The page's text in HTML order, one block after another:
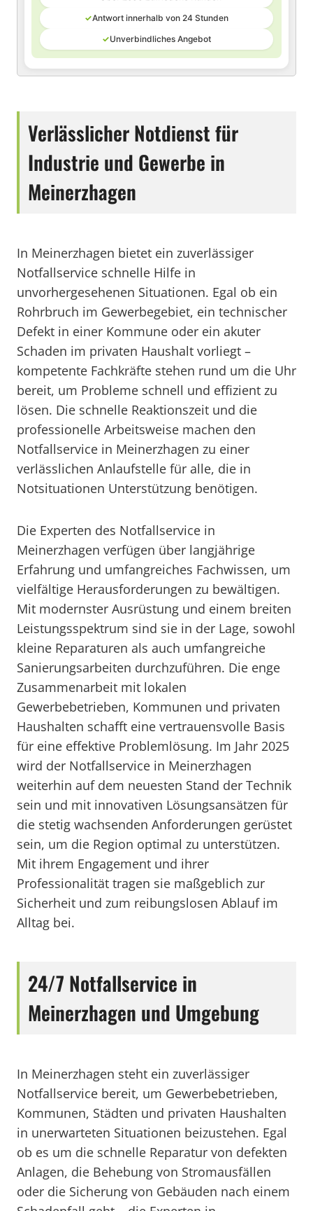
✓Antwort innerhalb von 24 Stunden
✓Unverbindliches Angebot
Verlässlicher Notdienst für
Industrie und Gewerbe in
Meinerzhagen
In Meinerzhagen bietet ein zuverlässiger
Notfallservice schnelle Hilfe in
unvorhergesehenen Situationen. Egal ob ein
Rohrbruch im Gewerbegebiet, ein technischer
Defekt in einer Kommune oder ein akuter
Schaden im privaten Haushalt vorliegt –
kompetente Fachkräfte stehen rund um die Uhr
bereit, um Probleme schnell und effizient zu
lösen. Die schnelle Reaktionszeit und die
professionelle Arbeitsweise machen den
Notfallservice in Meinerzhagen zu einer
verlässlichen Anlaufstelle für alle, die in
Notsituationen Unterstützung benötigen.
Die Experten des Notfallservice in
Meinerzhagen verfügen über langjährige
Erfahrung und umfangreiches Fachwissen, um
vielfältige Herausforderungen zu bewältigen.
Mit modernster Ausrüstung und einem breiten
Leistungsspektrum sind sie in der Lage, sowohl
kleine Reparaturen als auch umfangreiche
Sanierungsarbeiten durchzuführen. Die enge
Zusammenarbeit mit lokalen
Gewerbebetrieben, Kommunen und privaten
Haushalten schafft eine vertrauensvolle Basis
für eine effektive Problemlösung. Im Jahr 2025
wird der Notfallservice in Meinerzhagen
weiterhin auf dem neuesten Stand der Technik
sein und mit innovativen Lösungsansätzen für
die stetig wachsenden Anforderungen gerüstet
sein, um die Region optimal zu unterstützen.
Mit ihrem Engagement und ihrer
Professionalität tragen sie maßgeblich zur
Sicherheit und zum reibungslosen Ablauf im
Alltag bei.
24/7 Notfallservice in
Meinerzhagen und Umgebung
In Meinerzhagen steht ein zuverlässiger
Notfallservice bereit, um Gewerbebetrieben,
Kommunen, Städten und privaten Haushalten
in unerwarteten Situationen beizustehen. Egal
ob es um die schnelle Reparatur von defekten
Anlagen, die Behebung von Stromausfällen
oder die Sicherung von Gebäuden nach einem